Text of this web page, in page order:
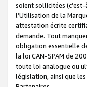
soient sollicitées
l’Utilisation de la
attestation écrite
demande. Tout
obligation essentielle
la loi CAN-SPAM de
toute loi analogue ou
législation, ainsi que